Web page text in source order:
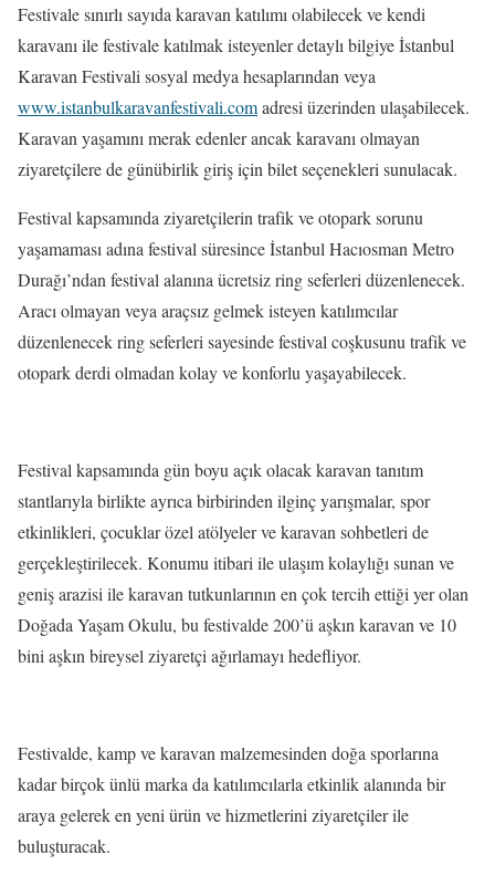
Festivale sınırlı sayıda karavan katılımı olabilecek ve kendi
karavanı ile festivale katılmak isteyenler detaylı bilgiye İstanbul
Karavan Festivali sosyal medya hesaplarından veya
www.istanbulkaravanfestivali.comadresi üzerinden ulaşabilecek.
Karavan yaşamını merak edenler ancak karavanı olmayan
ziyaretçilere de günübirlik giriş için bilet seçenekleri sunulacak.
Festival kapsamında ziyaretçilerin trafik ve otopark sorunu
yaşamaması adına festival süresince İstanbul Hacıosman Metro
Durağı’ndan festival alanına ücretsiz ring seferleri düzenlenecek.
Aracı olmayan veya araçsız gelmek isteyen katılımcılar
düzenlenecek ring seferleri sayesinde festival coşkusunu trafik ve
otopark derdi olmadan kolay ve konforlu yaşayabilecek.
Festival kapsamında gün boyu açık olacak karavan tanıtım
stantlarıyla birlikte ayrıca birbirinden ilginç yarışmalar, spor
etkinlikleri, çocuklar özel atölyeler ve karavan sohbetleri de
gerçekleştirilecek. Konumu itibari ile ulaşım kolaylığı sunan ve
geniş arazisi ile karavan tutkunlarının en çok tercih ettiği yer olan
Doğada Yaşam Okulu, bu festivalde 200’ü aşkın karavan ve 10
bini aşkın bireysel ziyaretçi ağırlamayı hedefliyor.
Festivalde, kamp ve karavan malzemesinden doğa sporlarına
kadar birçok ünlü marka da katılımcılarla etkinlik alanında bir
araya gelerek en yeni ürün ve hizmetlerini ziyaretçiler ile
buluşturacak.